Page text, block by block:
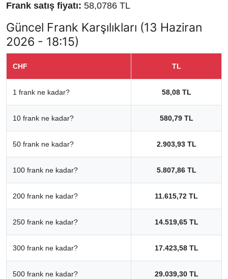
Frank satış fiyatı: 58,0786 TL
Güncel Frank Karşılıkları (13 Haziran
2026 - 18:15)
CHF TL
1 frank ne kadar? 58,08 TL
10 frank ne kadar? 580,79 TL
50 frank ne kadar? 2.903,93 TL
100 frank ne kadar? 5.807,86 TL
200 frank ne kadar? 11.615,72 TL
250 frank ne kadar? 14.519,65 TL
300 frank ne kadar? 17.423,58 TL
500 frank ne kadar? 29.039,30 TL